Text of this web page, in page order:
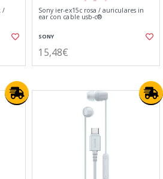
/ Sony ier-ex15c rosa / auriculares in
ear con cable usb-c®
SONY
15,48€